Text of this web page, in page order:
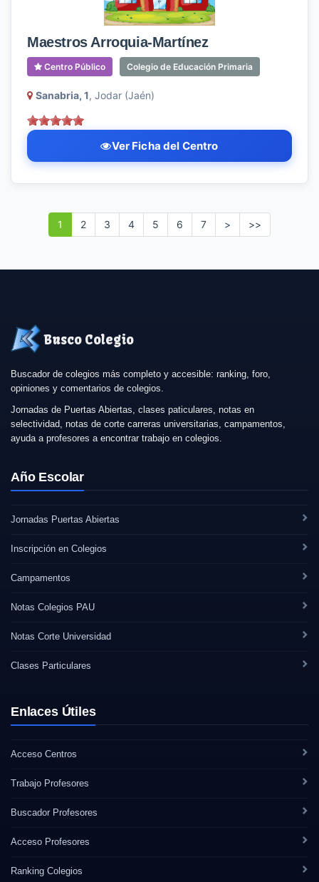
Maestros Arroquia-Martínez
Centro Público Colegio de Educación Primaria
Sanabria, 1, Jodar (Jaén)
Ver Ficha del Centro
1 2 3 4 5 6 7 > >>
Busco Colegio
Buscador de colegios más completo y accesible: ranking, foro,
opiniones y comentarios de colegios.
Jornadas de Puertas Abiertas, clases paticulares, notas en
selectividad, notas de corte carreras universitarias, campamentos,
ayuda a profesores a encontrar trabajo en colegios.
Año Escolar
Jornadas Puertas Abiertas
Inscripción en Colegios
Campamentos
Notas Colegios PAU
Notas Corte Universidad
Clases Particulares
Enlaces Útiles
Acceso Centros
Trabajo Profesores
Buscador Profesores
Acceso Profesores
Ranking Colegios